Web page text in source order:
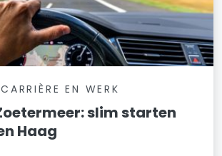
EN WERK
slim starten
Haag